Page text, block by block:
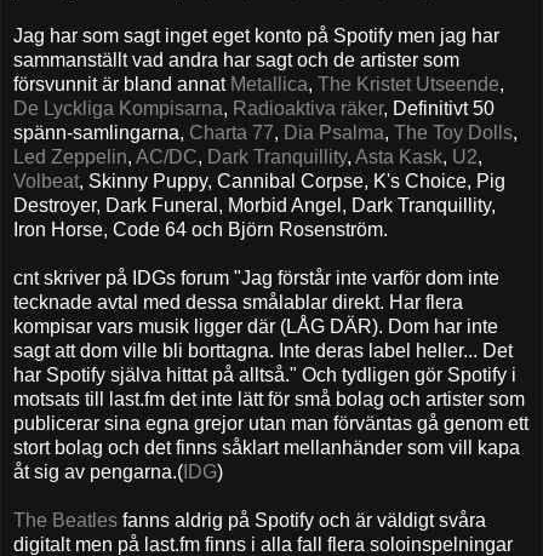
Jag har som sagt inget eget konto på Spotify men jag har
sammanställt vad andra har sagt och de artister som
försvunnit är bland annat Metallica, The Kristet Utseende,
De Lyckliga Kompisarna, Radioaktiva räker, Definitivt 50
spänn-samlingarna, Charta 77, Dia Psalma, The Toy Dolls,
Led Zeppelin, AC/DC, Dark Tranquillity, Asta Kask, U2,
Volbeat, Skinny Puppy, Cannibal Corpse, K's Choice, Pig
Destroyer, Dark Funeral, Morbid Angel, Dark Tranquillity,
Iron Horse, Code 64 och Björn Rosenström.
cnt skriver på IDGs forum "Jag förstår inte varför dom inte
tecknade avtal med dessa smålablar direkt. Har flera
kompisar vars musik ligger där (LÅG DÄR). Dom har inte
sagt att dom ville bli borttagna. Inte deras label heller... Det
har Spotify själva hittat på alltså." Och tydligen gör Spotify i
motsats till last.fm det inte lätt för små bolag och artister som
publicerar sina egna grejor utan man förväntas gå genom ett
stort bolag och det finns såklart mellanhänder som vill kapa
åt sig av pengarna.( IDG)
The Beatles fanns aldrig på Spotify och är väldigt svåra
digitalt men på last.fm finns i alla fall flera soloinspelningar